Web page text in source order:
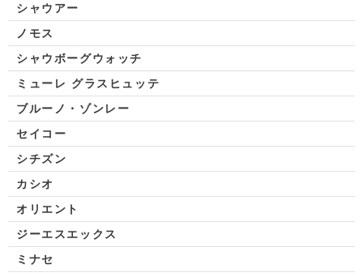
シャウアー
ノモス
シャウボーグウォッチ
ミューレ グラスヒュッテ
ブルーノ・ゾンレー
セイコー
シチズン
カシオ
オリエント
ジーエスエックス
ミナセ